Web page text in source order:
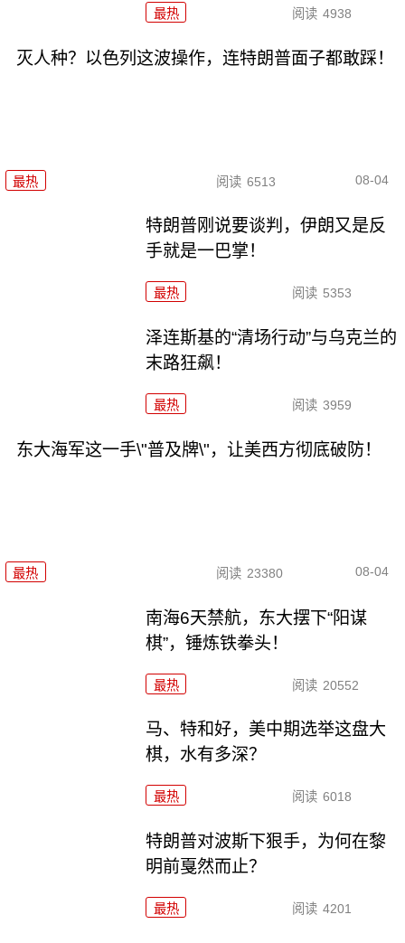
最热 阅读 4938
灭人种？以色列这波操作，连特朗普面子都敢踩！
最热 阅读 6513 08-04
特朗普刚说要谈判，伊朗又是反
手就是一巴掌！
最热 阅读 5353
泽连斯基的“清场行动”与乌克兰的
末路狂飙！
最热 阅读 3959
东大海军这一手\"普及牌\"，让美西方彻底破防！
最热 阅读 23380 08-04
南海6天禁航，东大摆下“阳谋
棋”，锤炼铁拳头！
最热 阅读 20552
马、特和好，美中期选举这盘大
棋，水有多深？
最热 阅读 6018
特朗普对波斯下狠手，为何在黎
明前戛然而止？
最热 阅读 4201